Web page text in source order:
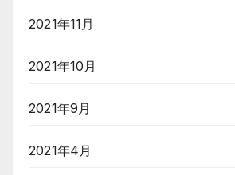
2021年11月
2021年10月
2021年9月
2021年4月